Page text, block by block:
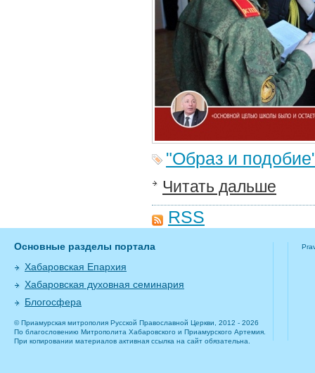
"Образ и
Читать дальше
RSS
Основные разделы портала
Хабаровская Епархия
Хабаровская духовная семинария
Блогосфера
© Приамурская митрополия Русской Православной Церкви, 2012 - 2026
По благословению Митрополита Хабаровского и Приамурского Артемия.
При копировании материалов активная ссылка на сайт обязательна.